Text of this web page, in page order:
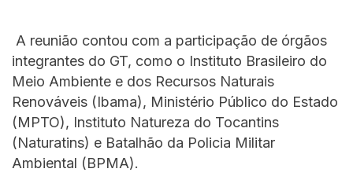
A reunião contou com a participação de órgãos
integrantes do GT, como o Instituto Brasileiro do
Meio Ambiente e dos Recursos Naturais
Renováveis (Ibama), Ministério Público do Estado
(MPTO), Instituto Natureza do Tocantins
(Naturatins) e Batalhão da Policia Militar
Ambiental (BPMA).